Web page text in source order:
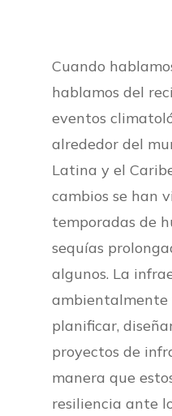
Cuando
hablamos del
eventos
alrededor del
Latina y el
cambios se han
temporadas de
sequías
algunos. La
ambientalmente
planificar,
proyectos de
manera que
resiliencia ante